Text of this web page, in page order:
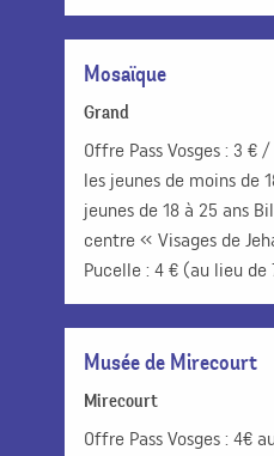
Mosaïque
Grand
Offre Pass Vosges : 3 €
les jeunes de moins de
jeunes de 18 à 25 ans
centre « Visages de
Pucelle : 4 € (au lieu de
Musée de Mirecourt
Mirecourt
Offre Pass Vosges : 4€